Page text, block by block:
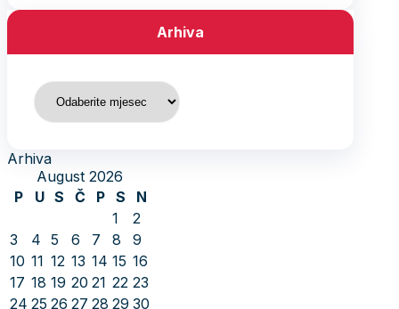
Arhiva
Arhiva
Arhiva
August 2026
P
U S Č P S
N
1
2
3
4 5 6 7 8
9
10 11 12 13 14 15 16
17 18 19 20 21 22 23
24 25 26 27 28 29 30